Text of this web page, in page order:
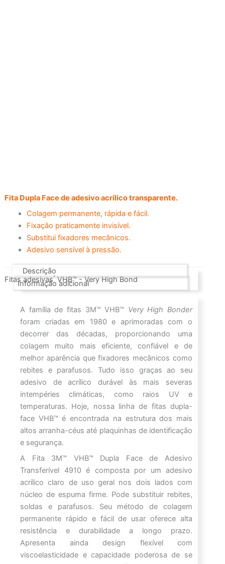
Fita Dupla Face de adesivo acrílico transparente.
Colagem permanente, rápida e fácil.
Fixação praticamente invisível.
Substitui fixadores mecânicos.
Adesivo sensível à pressão.
Fitas adesivas
,
VHB™ - Very High Bond
Descrição
Informação adicional
A família de fitas 3M™ VHB™ Very High Bonder
foram criadas em 1980 e aprimoradas com o
decorrer das décadas, proporcionando uma
colagem muito mais eficiente, confiável e de
melhor aparência que fixadores mecânicos como
rebites e parafusos. Tudo isso graças ao seu
adesivo de acrílico durável às mais severas
intempéries climáticas, como raios UV e
temperaturas. Hoje, nossa linha de fitas dupla-
face VHB™ é encontrada na estrutura dos mais
altos arranha-céus até plaquinhas de identificação
e segurança.
A Fita 3M™ VHB™ Dupla Face de Adesivo
Transferível 4910 é composta por um adesivo
acrílico claro de uso geral nos dois lados com
núcleo de espuma firme. Pode substituir rebites,
soldas e parafusos. Seu método de colagem
permanente rápido e fácil de usar oferece alta
resistência e durabilidade a longo prazo.
Apresenta ainda design flexível com
viscoelasticidade e capacidade poderosa de se